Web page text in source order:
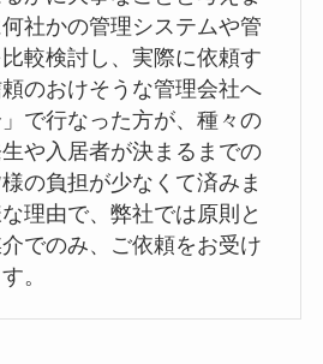
社かの管理システムや管
較検討し、実際に依頼す
のおけそうな管理会社へ
」で行なった方が、種々の
生や入居者が決まるまでの
の負担が少なくて済みま
理由で、弊社では原則と
でのみ、ご依頼をお受け
。